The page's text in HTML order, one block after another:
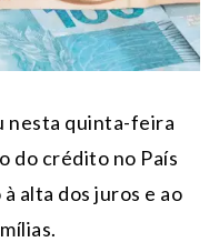
nesta quinta-feira
do crédito no País
alta dos juros e ao